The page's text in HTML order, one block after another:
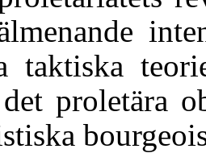
taktiska
proletära